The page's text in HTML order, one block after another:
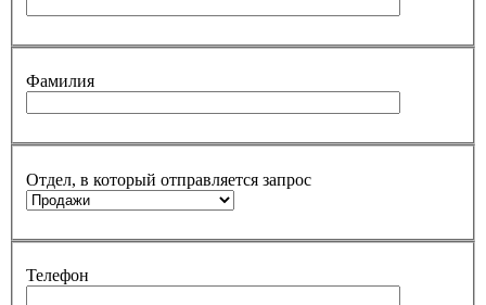
Фамилия
Отдел, в который отправляется запрос
Телефон